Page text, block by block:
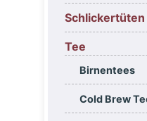
Schlickertüten
Tee
Birnentees
Cold Brew